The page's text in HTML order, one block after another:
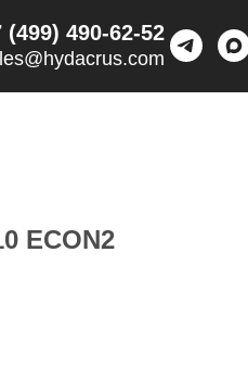
(499) 490-62-52
ECON2